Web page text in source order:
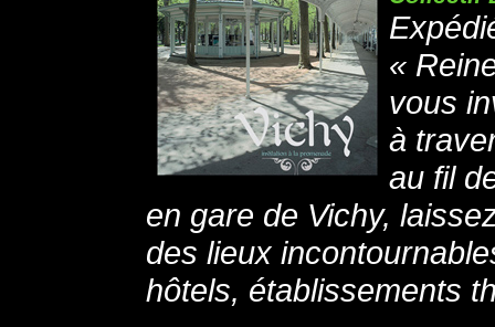
«
vous
à
au fil
en gare de Vichy,
des lieux
hôtels, établissements